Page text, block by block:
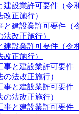
建設業許可要件（令
正施行）
と建設業許可要件（
改正施行）
建設業許可要件（令
正施行）
事と建設業許可要件
の法改正施行）
事と建設業許可要件
の法改正施行）
事と建設業許可要件